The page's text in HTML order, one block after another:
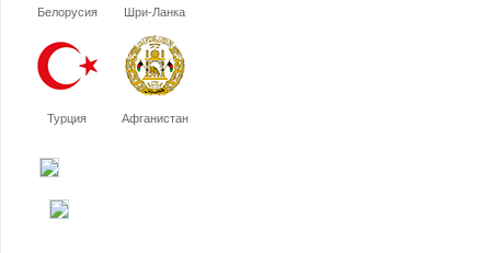
Белорусия Шри-Ланка
Турция Афганистан